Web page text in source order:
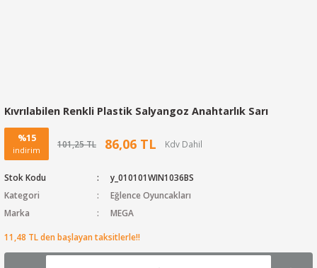
Kıvrılabilen Renkli Plastik Salyangoz Anahtarlık Sarı
%15
indirim
101,25 TL 86,06 TL
Stok Kodu
y_010101WIN1036BS
Kategori
Eğlence Oyuncakları
Marka
MEGA
11,48 TL den başlayan taksitlerle!!